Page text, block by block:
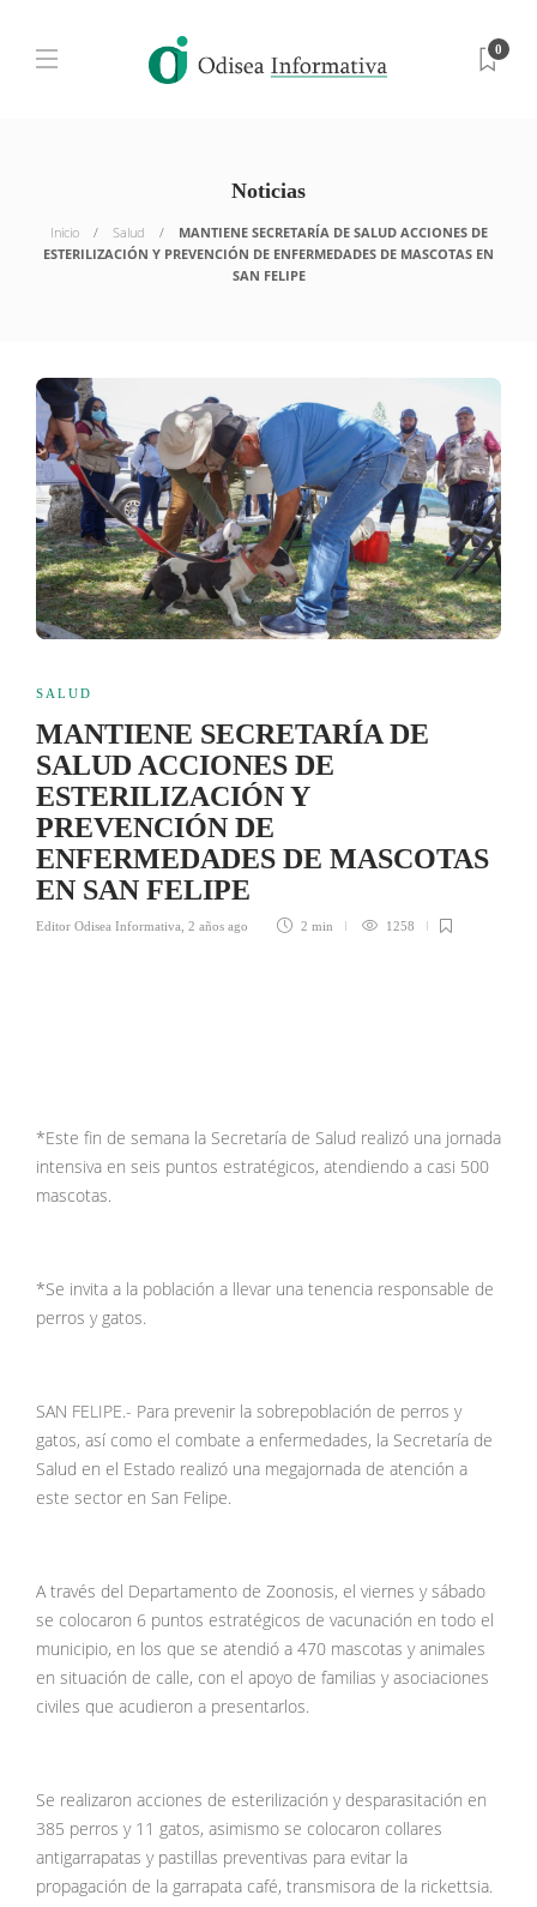
0
Noticias
Inicio Salud
MANTIENE SECRETARÍA DE SALUD ACCIONES DE
ESTERILIZACIÓN Y PREVENCIÓN DE ENFERMEDADES DE MASCOTAS EN
SAN FELIPE
SALUD
MANTIENE SECRETARÍA DE
SALUD ACCIONES DE
ESTERILIZACIÓN Y
PREVENCIÓN DE
ENFERMEDADES DE MASCOTAS
EN SAN FELIPE
Editor Odisea Informativa 2 años ago 2 min 1258
*Este fin de semana la Secretaría de Salud realizó una jornada
intensiva en seis puntos estratégicos, atendiendo a casi 500
mascotas.
*Se invita a la población a llevar una tenencia responsable de
perros y gatos.
SAN FELIPE.- Para prevenir la sobrepoblación de perros y
gatos, así como el combate a enfermedades, la Secretaría de
Salud en el Estado realizó una megajornada de atención a
este sector en San Felipe.
A través del Departamento de Zoonosis, el viernes y sábado
se colocaron 6 puntos estratégicos de vacunación en todo el
municipio, en los que se atendió a 470 mascotas y animales
en situación de calle, con el apoyo de familias y asociaciones
civiles que acudieron a presentarlos.
Se realizaron acciones de esterilización y desparasitación en
385 perros y 11 gatos, asimismo se colocaron collares
antigarrapatas y pastillas preventivas para evitar la
propagación de la garrapata café, transmisora de la rickettsia.